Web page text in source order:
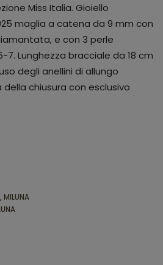
Miss Italia. Gioiello
maglia a catena da 9 mm con
e con 3 perle
Lunghezza bracciale da 18 cm
degli anellini di allungo
chiusura con esclusivo
, MILUNA